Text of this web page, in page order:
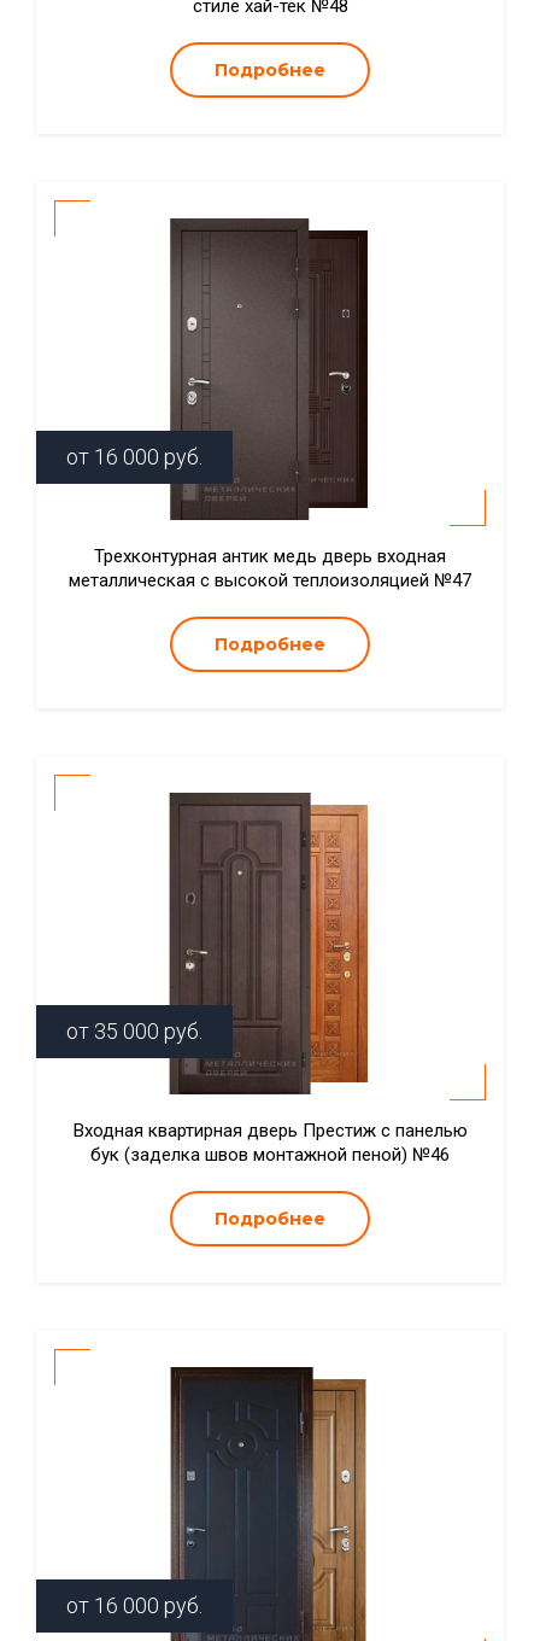
стиле хай-тек №48
Подробнее
от 16 000 руб.
Трехконтурная антик медь дверь входная
металлическая с высокой теплоизоляцией №47
Подробнее
от 35 000 руб.
Входная квартирная дверь Престиж с панелью
бук (заделка швов монтажной пеной) №46
Подробнее
от 16 000 руб.